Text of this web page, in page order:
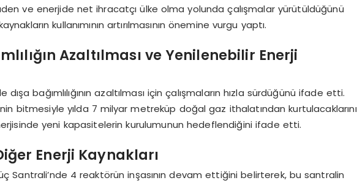
ve enerjide net ihracatçı ülke olma yolunda çalışmalar yürütüldüğünü
kullanımının artırılmasının önemine vurgu yaptı.
Azaltılması ve Yenilenebilir Enerji
dışa bağımlılığının azaltılması için çalışmaların hızla sürdüğünü ifade etti.
bitmesiyle yılda 7 milyar metreküp doğal gaz ithalatından kurtulacaklarını
yeni kapasitelerin kurulumunun hedeflendiğini ifade etti.
Enerji Kaynakları
Santrali’nde 4 reaktörün inşasının devam ettiğini belirterek, bu santralin